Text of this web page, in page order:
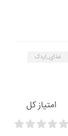
غذای_اردک
امتیاز کل